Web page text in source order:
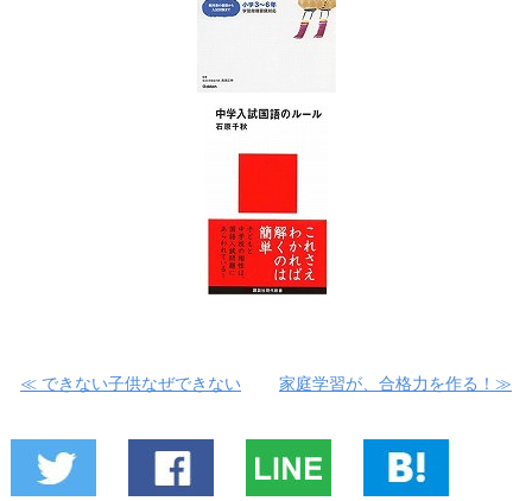
≪ できない子供なぜできない 家庭学習が、合格力を作る！≫